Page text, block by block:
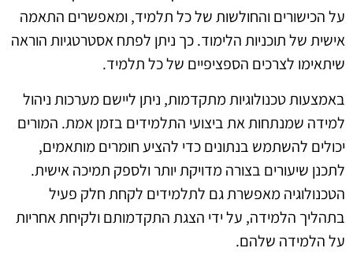
על הכישורים והחולשות של כל תלמיד, ומאפשרים התאמה
אישית של תוכניות הלימוד. כך ניתן לפתח אסטרטגיות הוראה
שיתאימו לצרכים הספציפיים של כל תלמיד.
באמצעות טכנולוגיות מתקדמות, ניתן ליישם מערכות ניהול
למידה שמנתחות את ביצועי התלמידים בזמן אמת. המורים
יכולים להשתמש בנתונים כדי להציע חומרים מותאמים,
לתכנן שיעורים בצורה מדויקת יותר ולספק תמיכה אישית.
הטכנולוגיה מאפשרת גם לתלמידים לקחת חלק פעיל
בתהליך הלמידה, על ידי הצגת התקדמותם ולקיחת אחריות
על הלמידה שלהם.